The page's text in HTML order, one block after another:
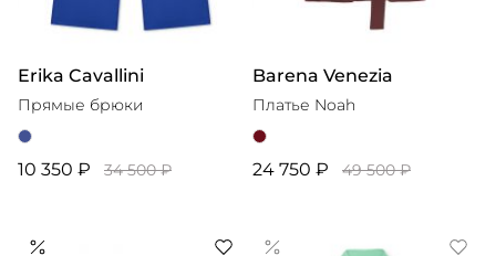
Erika Cavallini
Прямые брюки
10 350 ₽ 34 500 ₽
Barena Venezia
Платье Noah
24 750 ₽ 49 500 ₽